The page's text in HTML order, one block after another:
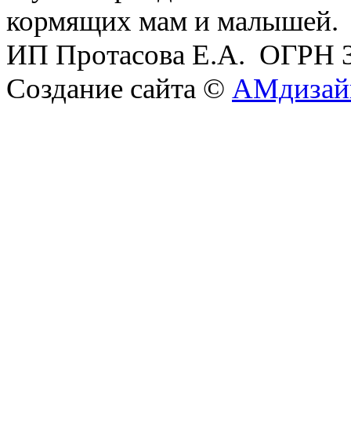
кормящих мам и малышей.
ИП Протасова Е.А. ОГРН
Создание сайта ©